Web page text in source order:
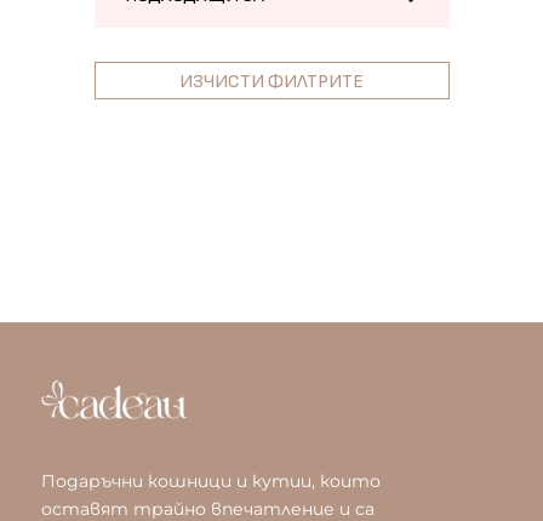
ИЗЧИСТИ ФИЛТРИТЕ
Подаръчни кошници и кутии, които
оставят трайно впечатление и са